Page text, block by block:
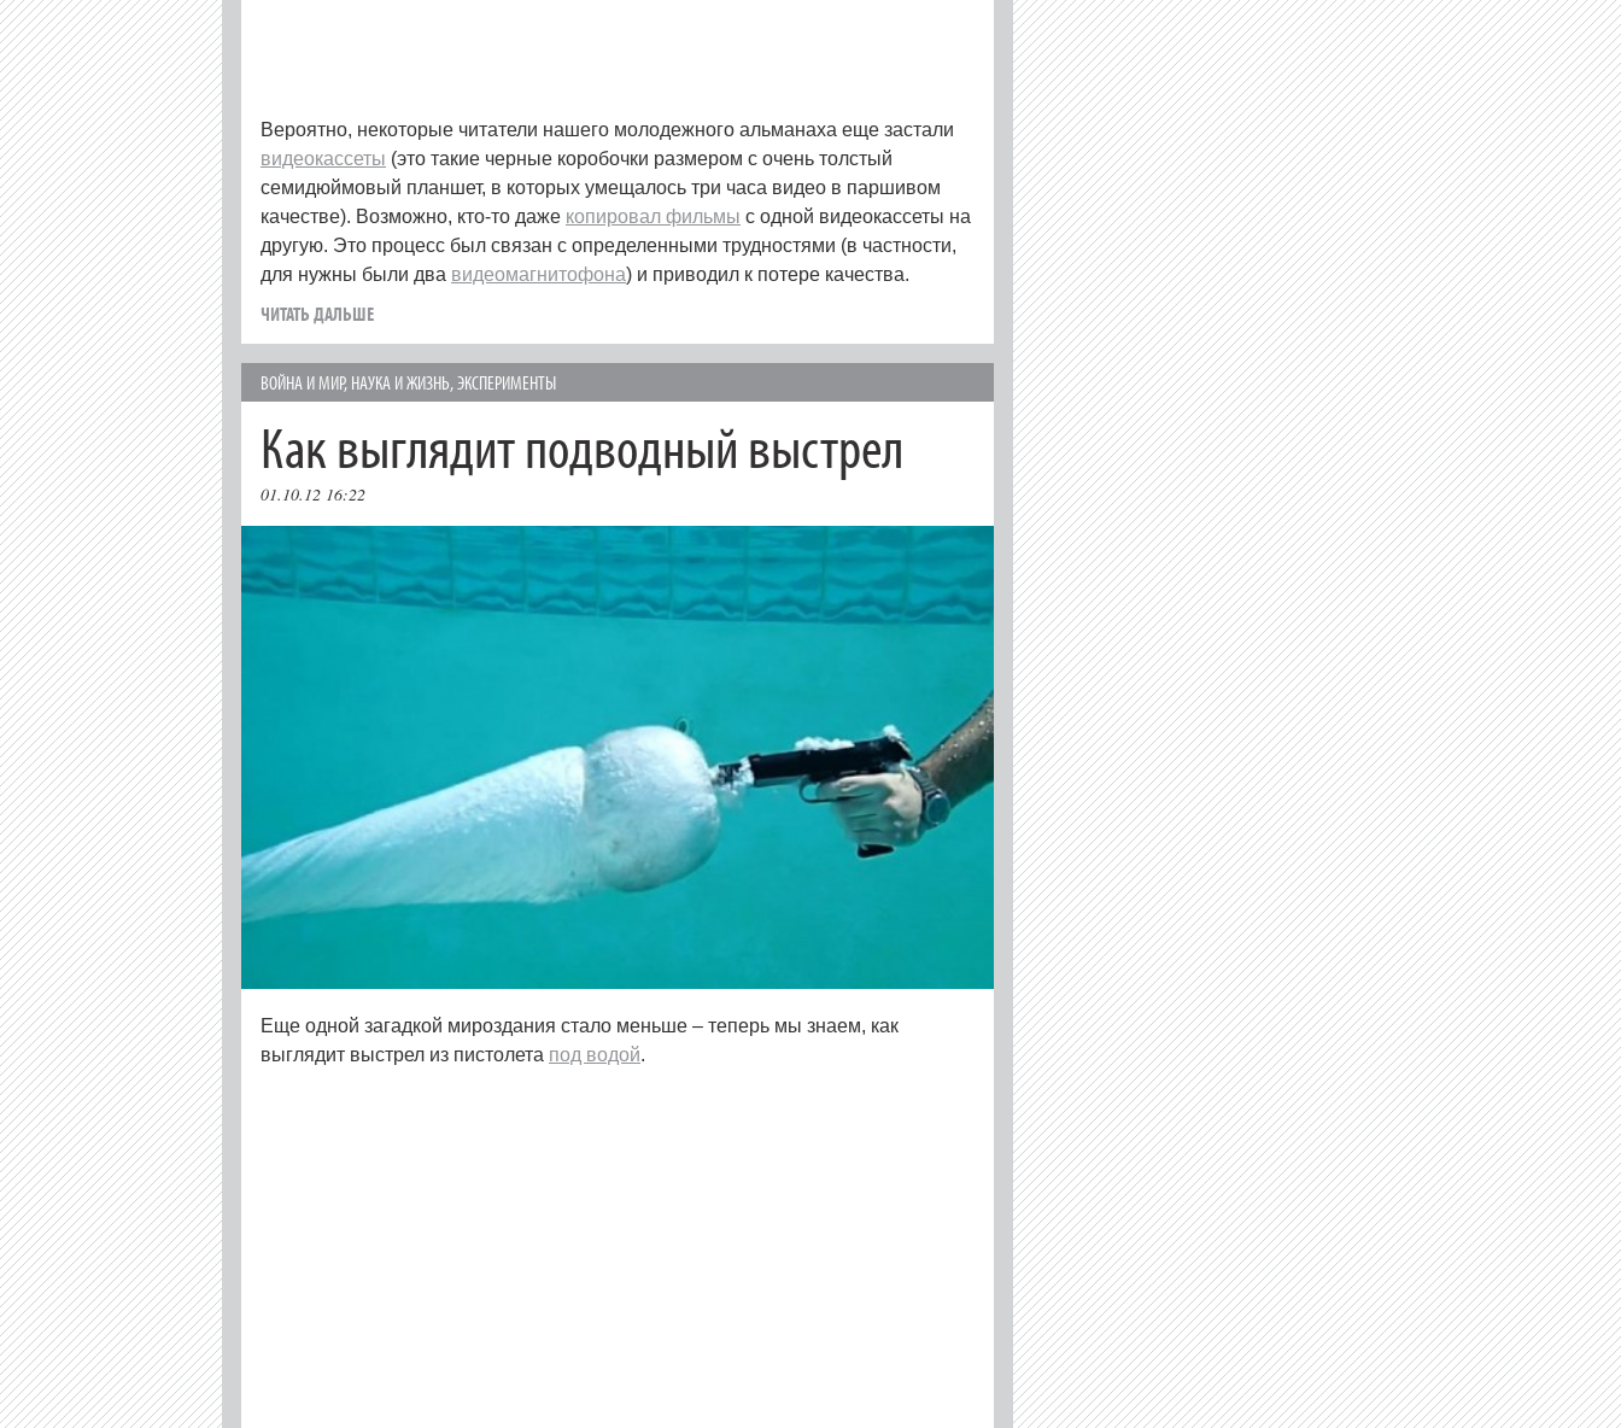
Вероятно, некоторые читатели нашего молодежного альманаха еще застали
видеокассеты (это такие черные коробочки размером с очень толстый
семидюймовый планшет, в которых умещалось три часа видео в паршивом
качестве). Возможно, кто-то даже копировал фильмы с одной видеокассеты на
другую. Это процесс был связан с определенными трудностями (в частности,
для нужны были два видеомагнитофона) и приводил к потере качества.
ЧИТАТЬ ДАЛЬШЕ
ВОЙНА И МИР, НАУКА И ЖИЗНЬ,ЭКСПЕРИМЕНТЫ
Как выглядит подводный выстрел
01.10.12 16:22
Еще одной загадкой мироздания стало меньше – теперь мы знаем, как
выглядит выстрел из пистолета под водой.